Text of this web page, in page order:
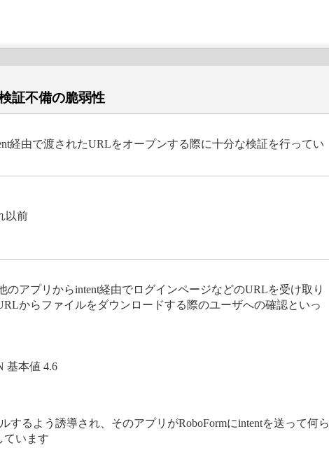
証不備の脆弱性
経由で渡されたURLをオープンする際に十分な検証を行ってい
以前
のアプリからintent経由でログインページなどのURLを受け取り
からファイルをダウンロードする際のユーザへの確認といっ
基本値 4.6
るよう誘導され、そのアプリがRoboFormにintentを送って何ら
ています